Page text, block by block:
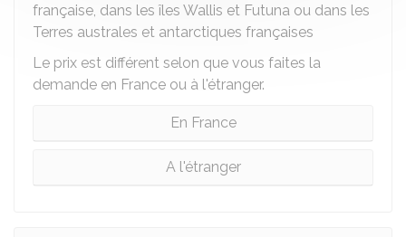
française, dans les îles Wallis et Futuna ou dans les
Terres australes et antarctiques françaises
Le prix est différent selon que vous faites la
demande en France ou à l'étranger.
En France
A l'étranger